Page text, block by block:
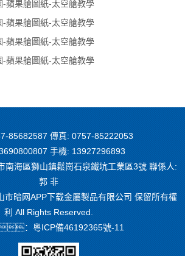
-蘋果艙圖紙-太空艙教學
蘋果艙圖紙-太空艙教學
-蘋果艙圖紙-太空艙教學
蘋果艙圖紙-太空艙教學
85682587 傳真: 0757-85222053
手機: 13927296893
海區獅山鎮鬆崗石泉鐵坑工業區3號 聯係人:
郭 非
市暗网APP下载金屬製品有限公司 保留所有權
利 All Rights Reserved.
： 粵ICP備46192365號-11